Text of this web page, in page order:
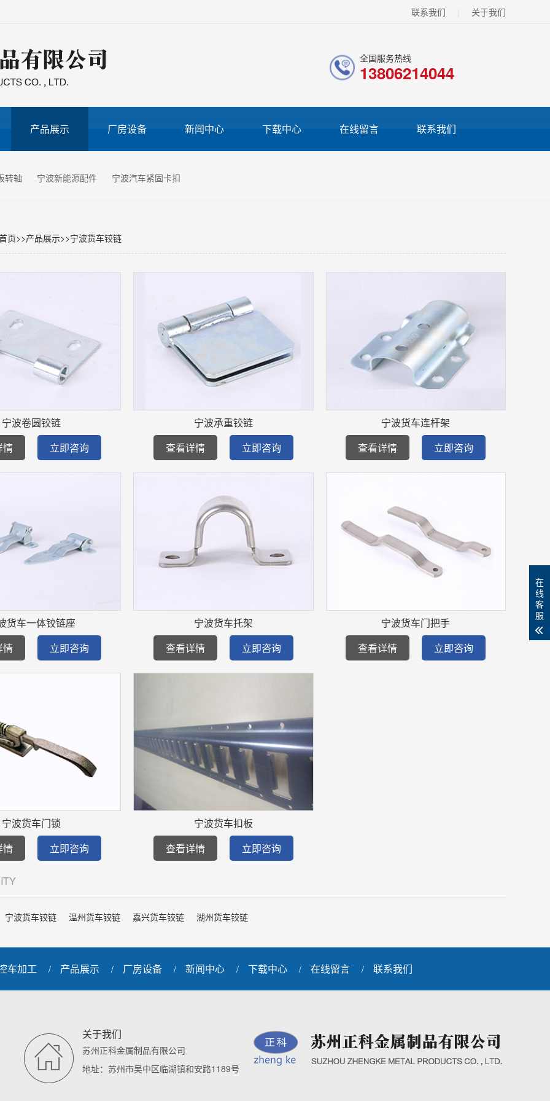
联系我们 关于我们
全国服务热线
13806214044
产品展示 厂房设备 新闻中心 下载中心 在线留言 联系我们
转轴 宁波新能源配件 宁波汽车紧固卡扣
页>>产品展示>>宁波货车铰链
宁波卷圆铰链
情
立即咨询
宁波承重铰链
查看详情
立即咨询
宁波货车连杆架
查看详情
立即咨询
货车一体铰链座
情
立即咨询
宁波货车托架
查看详情
立即咨询
宁波货车门把手
查看详情
立即咨询
宁波货车门锁
情
立即咨询
宁波货车扣板
查看详情
立即咨询
宁波货车铰链 温州货车铰链 嘉兴货车铰链 湖州货车铰链
车加工 / 产品展示 / 厂房设备 / 新闻中心 / 下载中心 / 在线留言 / 联系我们
关于我们
苏州正科金属制品有限公司
地址：苏州市吴中区临湖镇和安路1189号
在
线
客
服